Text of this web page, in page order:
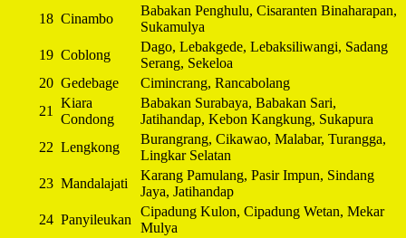
18 Cinambo
Babakan Penghulu, Cisaranten Binaharapan,
Sukamulya
19 Coblong
Dago, Lebakgede, Lebaksiliwangi, Sadang
Serang, Sekeloa
20 Gedebage
Cimincrang, Rancabolang
21
Kiara
Condong
Babakan Surabaya, Babakan Sari,
Jatihandap, Kebon Kangkung, Sukapura
22 Lengkong
Burangrang, Cikawao, Malabar, Turangga,
Lingkar Selatan
23 Mandalajati
Karang Pamulang, Pasir Impun, Sindang
Jaya, Jatihandap
24 Panyileukan
Cipadung Kulon, Cipadung Wetan, Mekar
Mulya